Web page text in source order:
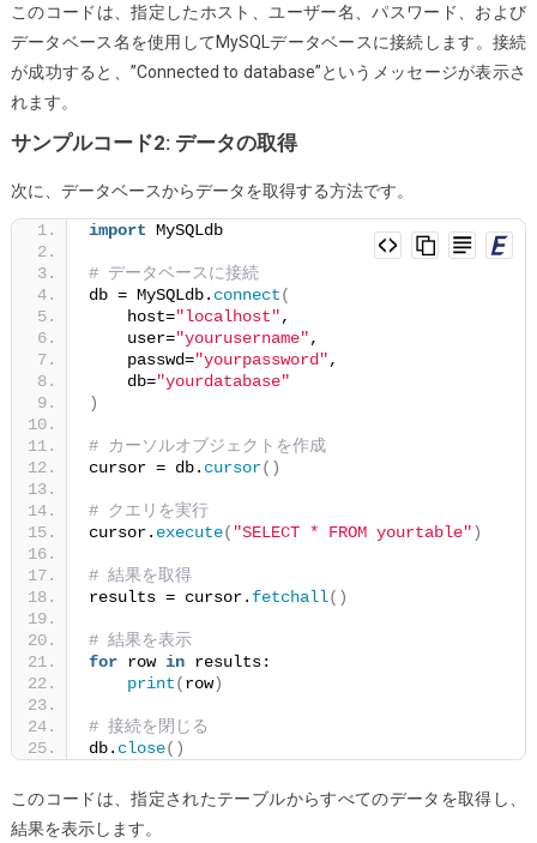
このコードは、指定したホスト、ユーザー名、パスワード、および
データベース名を使用してMySQLデータベースに接続します。接続
が成功すると、”Connected to database”というメッセージが表示さ
れます。
サンプルコード2: データの取得
次に、データベースからデータを取得する方法です。
import MySQLdb
# データベースに接続
db = MySQLdb. connect(
    host=
"localhost",
    user=
"yourusername",
    passwd=
"yourpassword",
    db=
"yourdatabase"
)
# カーソルオブジェクトを作成
cursor = db. cursor()
# クエリを実行
cursor. execute( "SELECT * FROM yourtable")
# 結果を取得
results = cursor. fetchall()
# 結果を表示
for row in results:
print(row)
# 接続を閉じる
db. close()
このコードは、指定されたテーブルからすべてのデータを取得し、
結果を表示します。